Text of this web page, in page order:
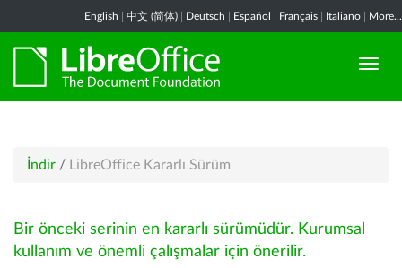
English 中文 (简体) Deutsch Español Français Italiano More...
İndir / LibreOffice Kararlı Sürüm
Bir önceki serinin en kararlı sürümüdür. Kurumsal
kullanım ve önemli çalışmalar için önerilir.